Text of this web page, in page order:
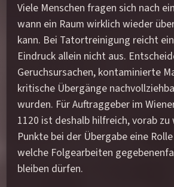
Viele Menschen fragen sich nach
wann ein Raum wirklich wieder
kann. Bei Tatortreinigung reicht
Eindruck allein nicht aus.
Geruchsursachen, kontaminierte
kritische Übergänge
wurden. Für Auftraggeber im
1120 ist deshalb hilfreich, vorab zu
Punkte bei der Übergabe eine
welche Folgearbeiten
bleiben dürfen.